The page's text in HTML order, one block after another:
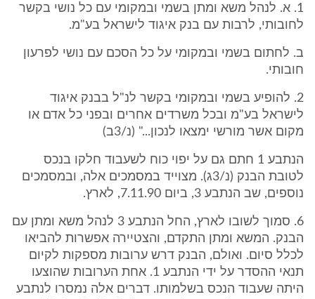
1. א. לנהל משא ומתן בשמי ובמקומי עם כל נושי בקשר
לחובותי, לרבות עם בנק איגוד לישראל בע"מ.
ב. לחתום בשמי ובמקומי על כל הסכם עם נושי לפרעון
חובותי.
2. להופיע בשמי ובמקומי בקשר לנ"ל בבנק איגוד
לישראל בע"מ ובכל משרדים אחרים ובפני כל אדם או
מקום אשר מורשי ימצאו לנכון..." (נ/3ב)
הנתבע 1 חתם גם על יפוי כוח לשעבוד חלקו בנכס
לטובת הבנק (נ/3ג). מצוייד במסמכים אלה, ובמסמכים
נוספים, שב הנתבע 3, ביום 7.11.90, לארץ.
6. סמוך לשובו לארץ, החל הנתבע 3 לנהל משא ומתן עם
הבנק. המשא ומתן התקדם, והצטיירה אפשרות להביאו
לכלל סיום. ואולם, הבנק דרש ערובות מספקות לקיום
תנאי ההסדר על ידי הנתבע 1. אחת הערובות שהוצעו
היתה שעבוד הנכס בשלמותו. דברים אלה נמסרו לנתבע